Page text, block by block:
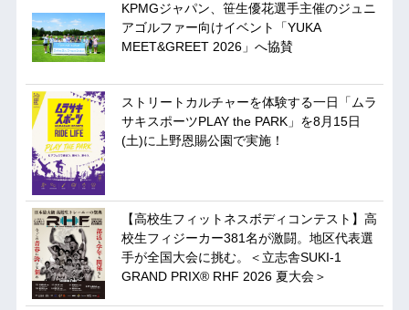
KPMGジャパン、笹生優花選手主催のジュニ
アゴルファー向けイベント「YUKA
MEET&GREET 2026」へ協賛
ストリートカルチャーを体験する一日「ムラ
サキスポーツPLAY the PARK」を8月15日
(土)に上野恩賜公園で実施！
【高校生フィットネスボディコンテスト】高
校生フィジーカー381名が激闘。地区代表選
手が全国大会に挑む。＜立志舎SUKI-1
GRAND PRIX®︎ RHF 2026 夏大会＞